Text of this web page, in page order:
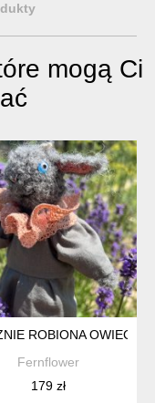
mogą Ci
MINIMALISTYCZNA
ROBIONA
Fernflower
179 zł